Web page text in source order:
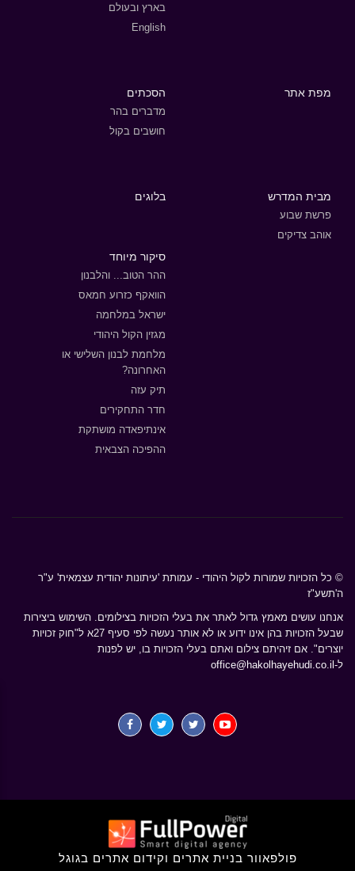
בארץ ובעולם
English
מפת אתר הסכתים
מדברים בהר
חושבים בקול
מבית המדרש
פרשת שבוע
אוהב צדיקים
בלוגים
סיקור מיוחד
ההר הטוב... והלבנון
הוואקף כזרוע חמאס
ישראל במלחמה
מגזין הקול היהודי
מלחמת לבנון השלישי או
האחרונה?
תיק עזה
חדר התחקירים
אינתיפאדה מושתקת
ההפיכה הצבאית
© כל הזכויות שמורות לקול היהודי - עמותת 'עיתונות יהודית עצמאית' ע"ר
ה'תשע"ז
אנחנו עושים מאמץ גדול לאתר את בעלי הזכויות בצילומים. השימוש ביצירות
שבעל הזכויות בהן אינו ידוע או לא אותר נעשה לפי סעיף 27א ל"חוק זכויות
יוצרים". אם זיהיתם צילום ואתם בעלי הזכויות בו, יש לפנות
ל- office@hakolhayehudi.co.il
פולפאוור בניית אתרים וקידום אתרים בגוגל